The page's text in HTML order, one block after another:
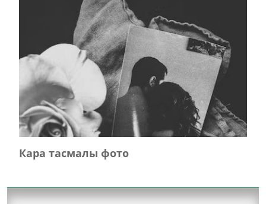
Кара тасмалы фото